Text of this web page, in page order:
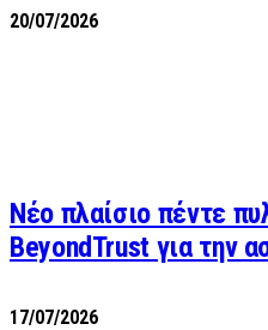
20/07/2026
Νέο πλαίσιο πέντε
BeyondTrust για την
17/07/2026